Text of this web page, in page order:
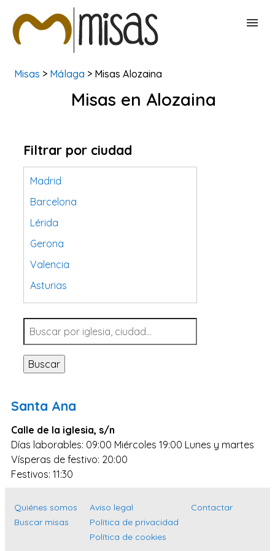
BUSCAR MISAS
Misas > Málaga > Misas Alozaina
Misas en Alozaina
Filtrar por ciudad
Madrid
Barcelona
Lérida
Gerona
Valencia
Asturias
Tarragona
Navarra
Valladolid
Sevilla
Santa Cruz de Tenerife
Cantabria
Islas Baleares
Las Palmas
Buscar
Santa Ana
Calle de la iglesia, s/n
Días laborables: 09:00 Miércoles 19:00 Lunes y martes
Vísperas de festivo: 20:00
Festivos: 11:30
Quiénes somos
Buscar misas
Aviso legal
Política de privacidad
Política de cookies
Contactar